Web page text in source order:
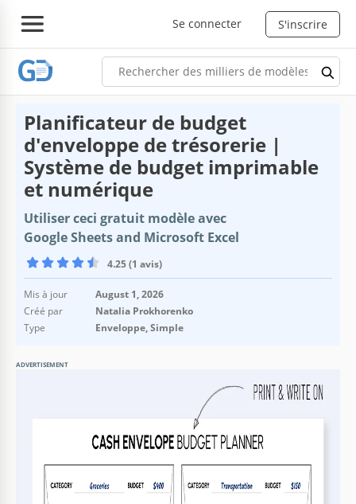
Se connecter S'inscrire
Planificateur de budget
d'enveloppe de trésorerie |
Système de budget imprimable
et numérique
Utiliser ceci gratuit modèle avec
Google Sheets and Microsoft Excel
4.25 (1 avis)
Mis à jour
August 1, 2026
Créé par
Natalia Prokhorenko
Type
Enveloppe, Simple
ADVERTISEMENT